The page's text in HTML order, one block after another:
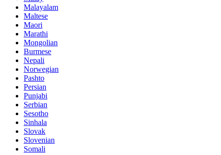
Malayalam
Maltese
Maori
Marathi
Mongolian
Burmese
Nepali
Norwegian
Pashto
Persian
Punjabi
Serbian
Sesotho
Sinhala
Slovak
Slovenian
Somali